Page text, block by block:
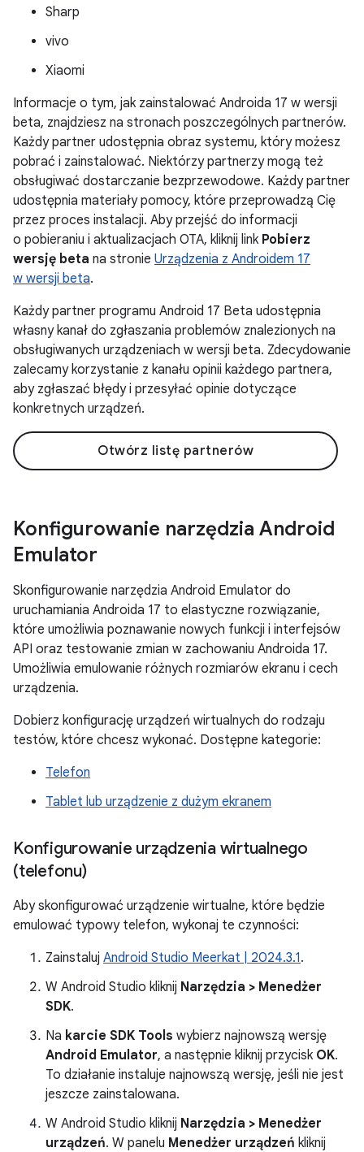
Sharp
vivo
Xiaomi
Informacje o tym, jak zainstalować Androida 17 w wersji
beta, znajdziesz na stronach poszczególnych partnerów.
Każdy partner udostępnia obraz systemu, który możesz
pobrać i zainstalować. Niektórzy partnerzy mogą też
obsługiwać dostarczanie bezprzewodowe. Każdy partner
udostępnia materiały pomocy, które przeprowadzą Cię
przez proces instalacji. Aby przejść do informacji
o pobieraniu i aktualizacjach OTA, kliknij link Pobierz
wersję beta na stronie Urządzenia z Androidem 17
w wersji beta.
Każdy partner programu Android 17 Beta udostępnia
własny kanał do zgłaszania problemów znalezionych na
obsługiwanych urządzeniach w wersji beta. Zdecydowanie
zalecamy korzystanie z kanału opinii każdego partnera,
aby zgłaszać błędy i przesyłać opinie dotyczące
konkretnych urządzeń.
Otwórz listę partnerów
Konfigurowanie narzędzia Android
Emulator
Skonfigurowanie narzędzia Android Emulator do
uruchamiania Androida 17 to elastyczne rozwiązanie,
które umożliwia poznawanie nowych funkcji i interfejsów
API oraz testowanie zmian w zachowaniu Androida 17.
Umożliwia emulowanie różnych rozmiarów ekranu i cech
urządzenia.
Dobierz konfigurację urządzeń wirtualnych do rodzaju
testów, które chcesz wykonać. Dostępne kategorie:
Telefon
Tablet lub urządzenie z dużym ekranem
Konfigurowanie urządzenia wirtualnego
(telefonu)
Aby skonfigurować urządzenie wirtualne, które będzie
emulować typowy telefon, wykonaj te czynności:
Zainstaluj Android Studio Meerkat | 2024.3.1.
W Android Studio kliknij Narzędzia > Menedżer
SDK.
Na karcie SDK Tools wybierz najnowszą wersję
Android Emulator, a następnie kliknij przycisk OK.
To działanie instaluje najnowszą wersję, jeśli nie jest
jeszcze zainstalowana.
W Android Studio kliknij Narzędzia > Menedżer
urządzeń. W panelu Menedżer urządzeń kliknij